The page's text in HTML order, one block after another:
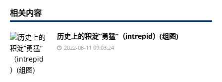
相关内容
历史上的积淀“勇猛”（intrepid）(组图)
2022-08-11 09:03:24